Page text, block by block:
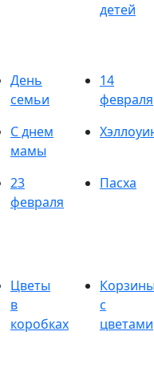
детей
День
семьи
14
февраля
С днем
мамы
23
февраля
Пасха
Цветы
в
коробках
с
цветами